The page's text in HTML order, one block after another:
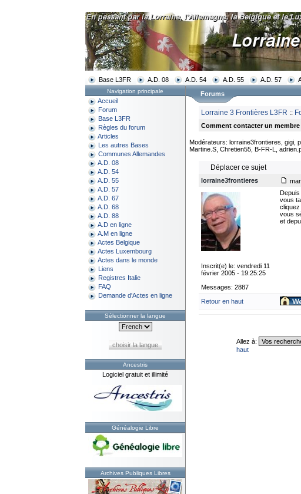
Base L3FR A.D. 08 A.D. 54 A.D. 55 A.D. 57
Navigation principale
Accueil
Forum
Base L3FR
Règles du forum
Articles
Les autres Bases
Communes Allemandes
A.D. 08
A.D. 54
A.D. 55
A.D. 57
A.D. 67
A.D. 68
A.D. 88
A.D en ligne
A.M en ligne
Actes Belgique
Actes Luxembourg
Actes dans le monde
Liens
Registres Italie
FAQ
Demande d'Actes en ligne
Sélectionner la langue
choisir la langue
Ancestris
Logiciel gratuit et illimité
Généalogie Libre
Archives Publiques Libres
Forums
Lorraine 3 Frontières L3FR ::
Comment contacter un
Modérateurs: lorraine3frontieres, gigi,
Martine.S, Chretien55, B-FR-L,
Déplacer ce sujet
lorraine3frontieres
Inscrit(e) le: vendredi 11
février 2005 - 19:25:25
Messages: 2887
vous
vous
et
Retour en haut
Allez à:
haut